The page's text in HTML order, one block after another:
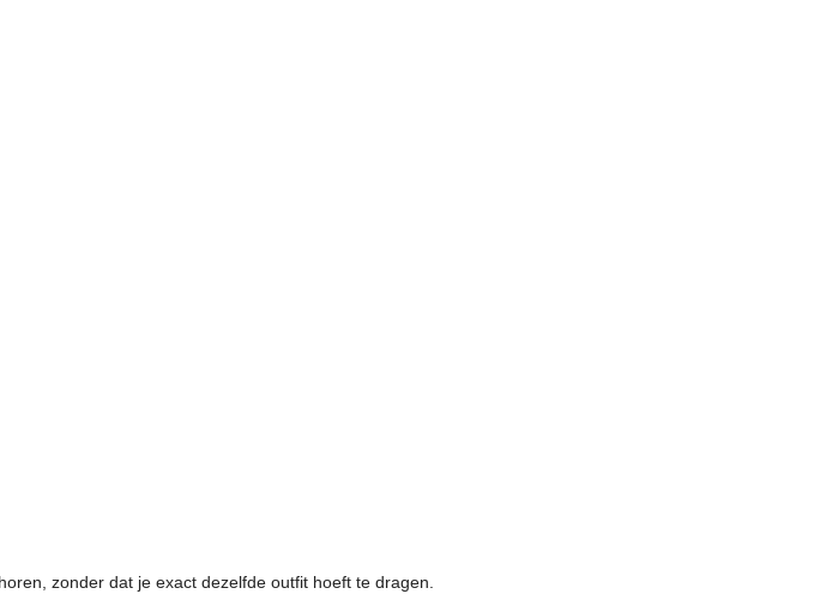
zonder dat je exact dezelfde outfit hoeft te dragen.